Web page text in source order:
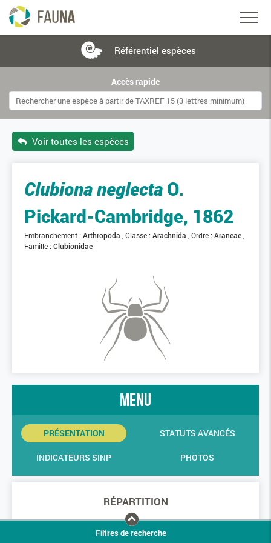
Référentiel espèces
Accès rapide
Voir toutes les espèces
Clubiona neglecta O.
Pickard-Cambridge, 1862
Embranchement : Arthropoda Classe : Arachnida Ordre : Araneae
Famille : Clubionidae
menu
PRÉSENTATION STATUTS AVANCÉS
INDICATEURS SINP PHOTOS
RÉPARTITION
Filtres de recherche